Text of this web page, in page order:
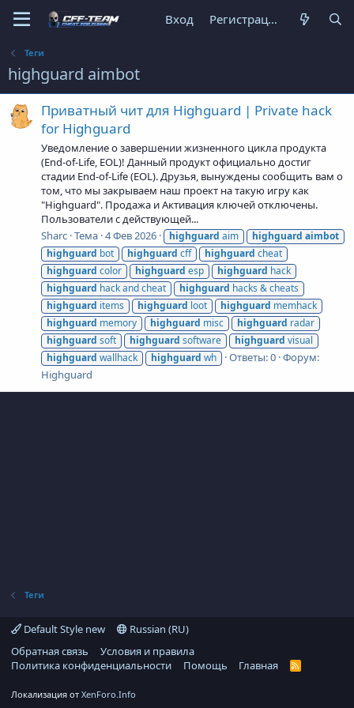
Вход Регистрация
Теги
highguard aimbot
Приватный чит для Highguard | Private hack
for Highguard
Уведомление о завершении жизненного цикла продукта
(End-of-Life, EOL)! Данный продукт официально достиг
стадии End-of-Life (EOL). Друзья, вынуждены сообщить вам о
том, что мы закрываем наш проект на такую игру как
"Highguard". Продажа и Активация ключей отключены.
Пользователи с действующей...
Sharc Тема 4 Фев 2026 highguard aim highguard aimbot
highguard bot highguard cff highguard cheat
highguard color highguard esp highguard hack
highguard hack and cheat highguard hacks & cheats
highguard items highguard loot highguard memhack
highguard memory highguard misc highguard radar
highguard soft highguard software highguard visual
highguard wallhack highguard wh Ответы: 0 Форум:
Highguard
Теги
Default Style new
Russian (RU)
Обратная связь
Условия и правила
Политика конфиденциальности
Помощь Главная
R
Локализация от XenForo.Info